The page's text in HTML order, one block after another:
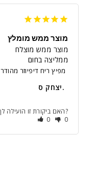
מוצר ממש מומלץ
ממליצה בחום
מפיץ ריח דיפיוזר מהודר
יצחק ס.
האם ביקורת זו הועילה לך?
0
0